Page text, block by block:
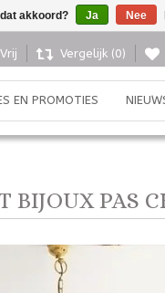
Vergelijk (0)
EN PROMOTIES
BIJOUX PAS
akkoord? Ja Nee